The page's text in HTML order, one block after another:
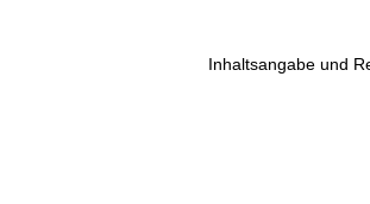
Inhaltsangabe und